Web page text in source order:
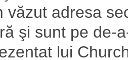
văzut adresa
şi sunt pe de-
lui